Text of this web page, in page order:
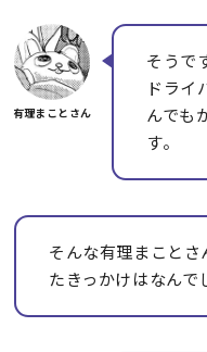
そうで
ドライ
んでも
す。
そんな有理まことさ
たきっかけはなんで